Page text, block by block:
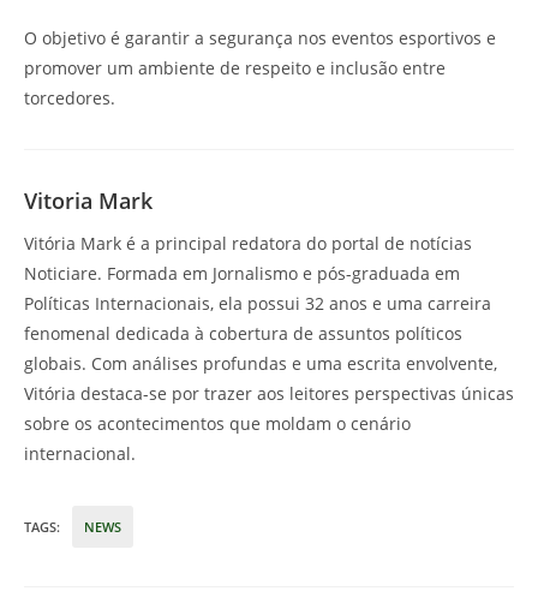
O objetivo é garantir a segurança nos eventos esportivos e
promover um ambiente de respeito e inclusão entre
torcedores.
Vitoria Mark
Vitória Mark é a principal redatora do portal de notícias
Noticiare. Formada em Jornalismo e pós-graduada em
Políticas Internacionais, ela possui 32 anos e uma carreira
fenomenal dedicada à cobertura de assuntos políticos
globais. Com análises profundas e uma escrita envolvente,
Vitória destaca-se por trazer aos leitores perspectivas únicas
sobre os acontecimentos que moldam o cenário
internacional.
TAGS: NEWS